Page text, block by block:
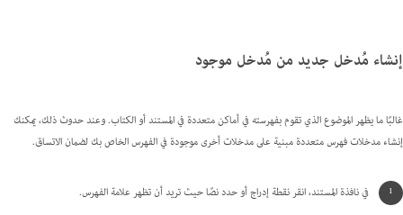
إنشاء مُدخل جديد من مُدخل موجود
غالبًا ما يظهر الموضوع الذي تقوم بفهرسته في أماكن متعددة في المستند أو الكتاب. وعند حدوث ذلك، يمكنك
إنشاء مدخلات فهرس متعددة مبنية على مدخلات أخرى موجودة في الفهرس الخاص بك لضمان الاتساق.
في نافذة المستند، انقر نقطة إدراج أو حدد نصًا حيث تريد أن تظهر علامة الفهرس.